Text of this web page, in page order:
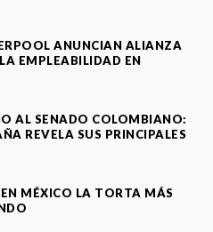
ANUNCIAN ALIANZA
EMPLEABILIDAD EN
AL SENADO COLOMBIANO:
REVELA SUS PRINCIPALES
MÉXICO LA TORTA MÁS